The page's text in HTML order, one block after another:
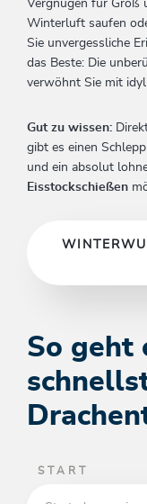
Vergnügen für Groß
Winterluft saufen
Sie unvergessliche
das Beste: Die
verwöhnt Sie mit
Gut zu wissen:
gibt es einen
und ein absolut
Eisstockschießen
So geht
START